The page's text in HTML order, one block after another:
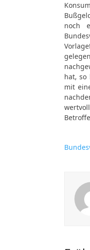
noch
hat, so
mit